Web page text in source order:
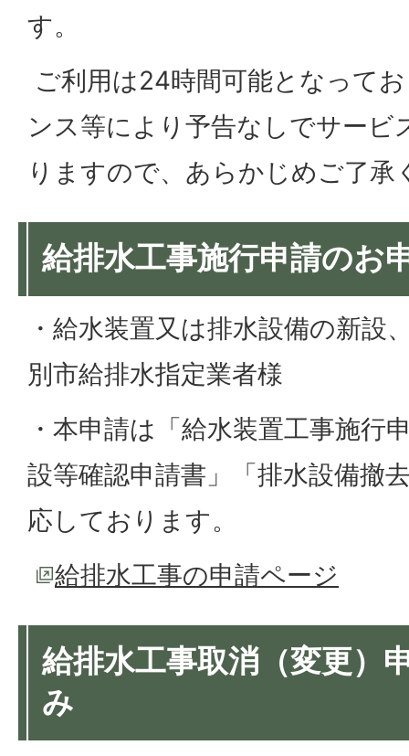
す。
ご利用は24時間可能となって
ンス等により予告なしでサービ
りますので、あらかじめご了承
給排水工事施行申請のお
・給水装置又は排水設備の新設
別市給排水指定業者様
・本申請は「給水装置工事施行
設等確認申請書」「排水設備撤
応しております。
給排水工事の申請ページ
給排水工事取消（変更）
み